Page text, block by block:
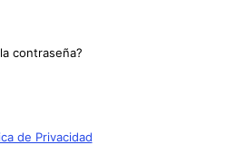
contraseña?
de Privacidad